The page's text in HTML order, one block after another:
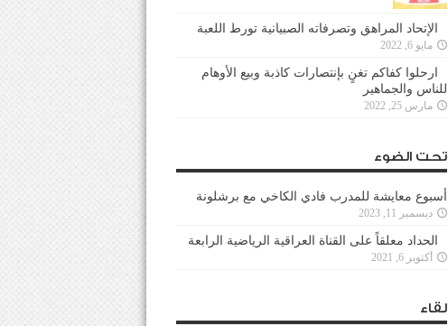
الإتحاد المراهق وتصرفاته الصبيانية تورط اللعبة
مايو 6, 2022
ارحلوا كفاكم تغنٍ بإنتصارات كاذبة وبيع الأوهام
للناس والجماهير
مارس 25, 2022
تحت الضوء
أسبوع معايشة للمدرب فادي الكاخي مع برشلونة
ديسمبر 11, 2023
الحداد معلقاً على القناة العراقية الرياضية الرابعة
أكتوبر 6, 2021
لقاء